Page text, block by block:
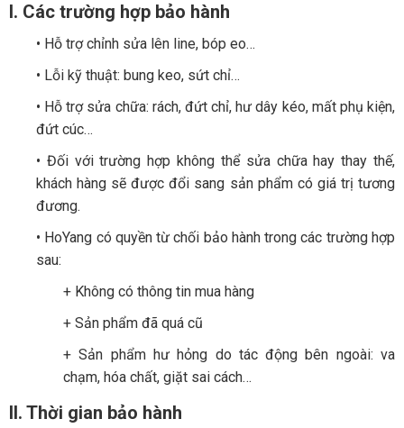
I. Các trường hợp bảo hành
• Hỗ trợ chỉnh sửa lên line, bóp eo…
• Lỗi kỹ thuật: bung keo, sứt chỉ…
• Hỗ trợ sửa chữa: rách, đứt chỉ, hư dây kéo, mất phụ kiện,
đứt cúc…
• Đối với trường hợp không thể sửa chữa hay thay thế,
khách hàng sẽ được đổi sang sản phẩm có giá trị tương
đương.
• HoYang có quyền từ chối bảo hành trong các trường hợp
sau:
+ Không có thông tin mua hàng
+ Sản phẩm đã quá cũ
+ Sản phẩm hư hỏng do tác động bên ngoài: va
chạm, hóa chất, giặt sai cách…
II. Thời gian bảo hành